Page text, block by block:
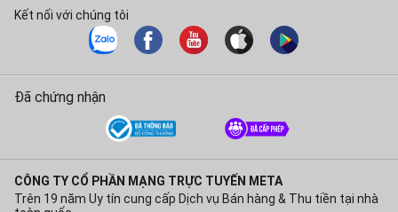
Kết nối với chúng tôi
Đã chứng nhận
CÔNG TY CỔ PHẦN MẠNG TRỰC TUYẾN META
Trên 19 năm Uy tín cung cấp Dịch vụ Bán hàng & Thu tiền tại nhà